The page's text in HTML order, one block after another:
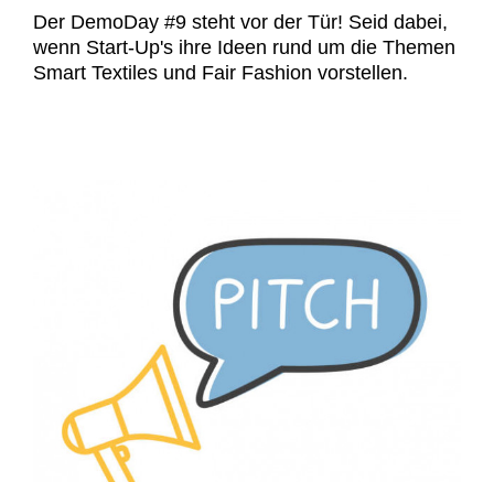
Der DemoDay #9 steht vor der Tür! Seid dabei,
wenn Start-Up's ihre Ideen rund um die Themen
Smart Textiles und Fair Fashion vorstellen.